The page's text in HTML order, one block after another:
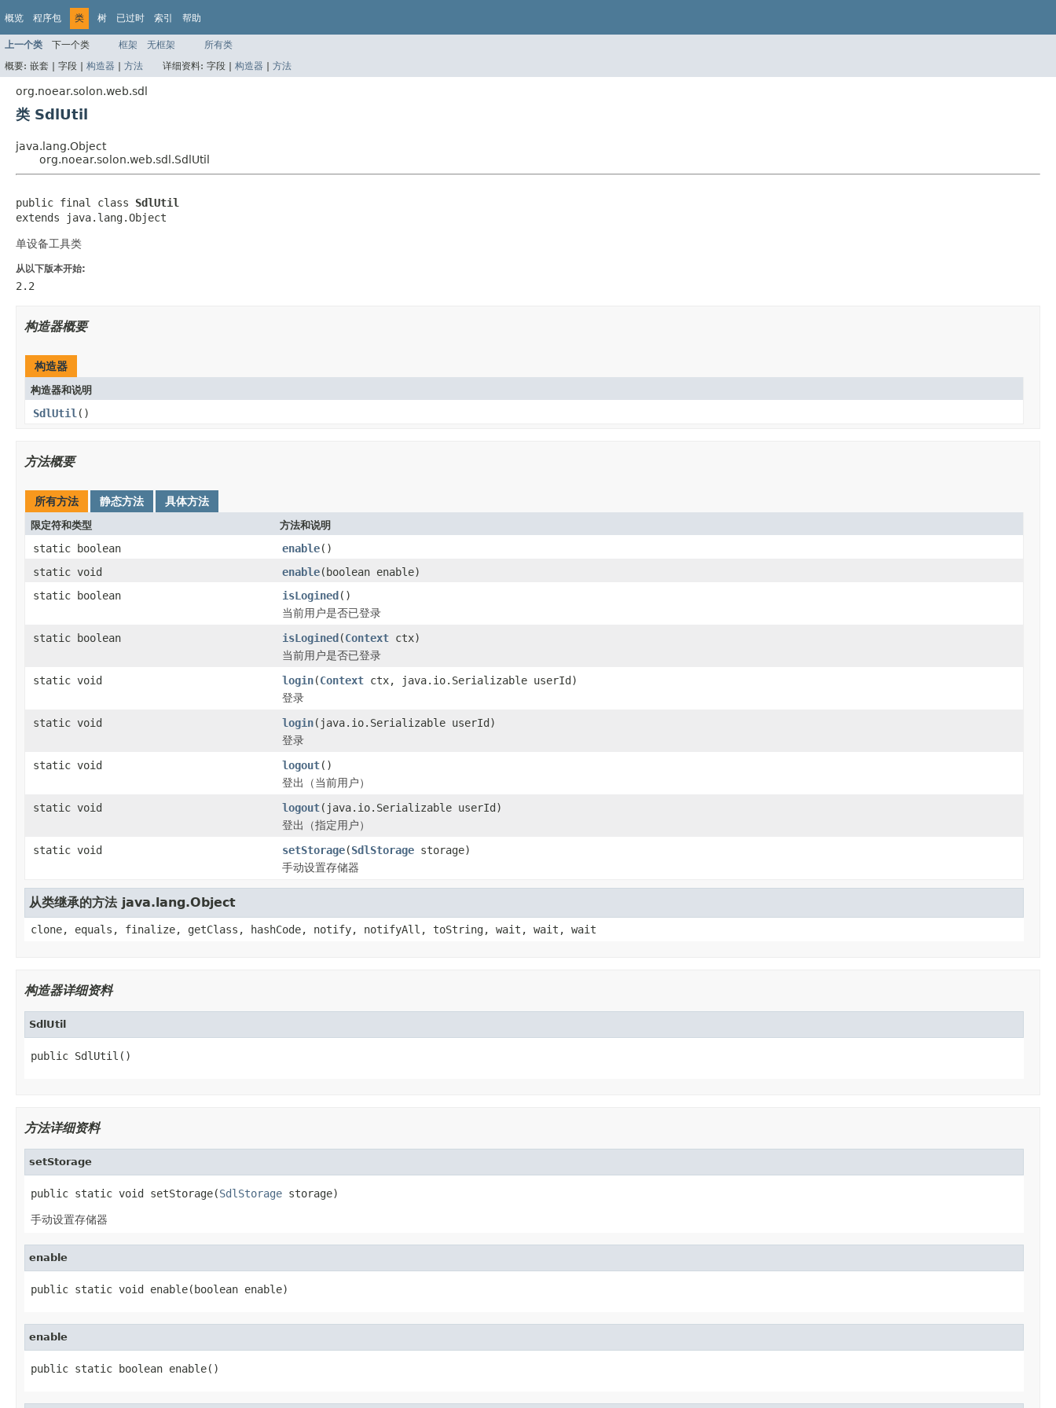
概览 程序包 类 树 已过时 索引 帮助
上一个类 下一个类 框架 无框架
所有类
概要: 嵌套 | 字段 | 构造器 | 方法 详细资料: 字段 | 构造器 | 方法
org.noear.solon.web.sdl
类 SdlUtil
java.lang.Object
org.noear.solon.web.sdl.SdlUtil
public final class SdlUtil
extends java.lang.Object
单设备工具类
从以下版本开始:
2.2
构造器概要
构造器
构造器和说明
SdlUtil ()
方法概要
所有方法 静态方法 具体方法
限定符和类型 方法和说明
static boolean enable()
static void
enable(boolean enable)
static boolean
isLogined()
当前用户是否已登录
static boolean
isLogined(Context ctx)
当前用户是否已登录
static void
login(Context ctx, java.io.Serializable userId)
登录
static void
login(java.io.Serializable userId)
登录
static void
logout()
登出（当前用户）
static void
logout(java.io.Serializable userId)
登出（指定用户）
static void
setStorage(SdlStorage storage)
手动设置存储器
从类继承的方法 java.lang.Object
clone, equals, finalize, getClass, hashCode, notify, notifyAll, toString, wait, wait, wait
构造器详细资料
SdlUtil
public SdlUtil()
方法详细资料
setStorage
public static void setStorage(SdlStorage storage)
手动设置存储器
enable
public static void enable(boolean enable)
enable
public static boolean enable()